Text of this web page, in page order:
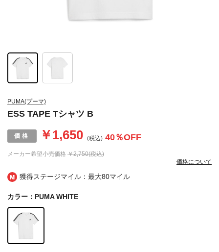
獲得ステージマイル：最大80マイル
PUMA(プーマ)
ESS TAPE Tシャツ B
メーカー希望小売価格 ￥2,750(税込)
￥1,650 (税込) 40％OFF
価格について
カラー：PUMA WHITE